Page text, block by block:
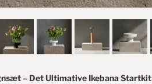
– Det Ultimative Ikebana Startkit